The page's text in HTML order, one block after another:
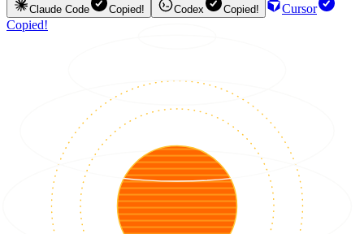
Claude Code Copied! Codex Copied!
Cursor
Copied!